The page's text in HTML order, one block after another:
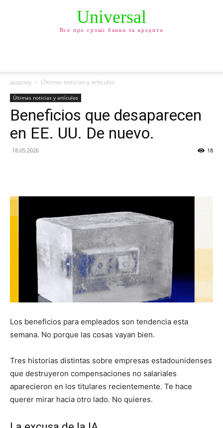
Universal
Все про гроші банки та кредити
додому Últimas noticias y artículos
Últimas noticias y artículos
Beneficios que desaparecen
en EE. UU. De nuevo.
18.05.2026 18
Los beneficios para empleados son tendencia esta
semana. No porque las cosas vayan bien.
Tres historias distintas sobre empresas estadounidenses
que destruyeron compensaciones no salariales
aparecieron en los titulares recientemente. Te hace
querer mirar hacia otro lado. No quieres.